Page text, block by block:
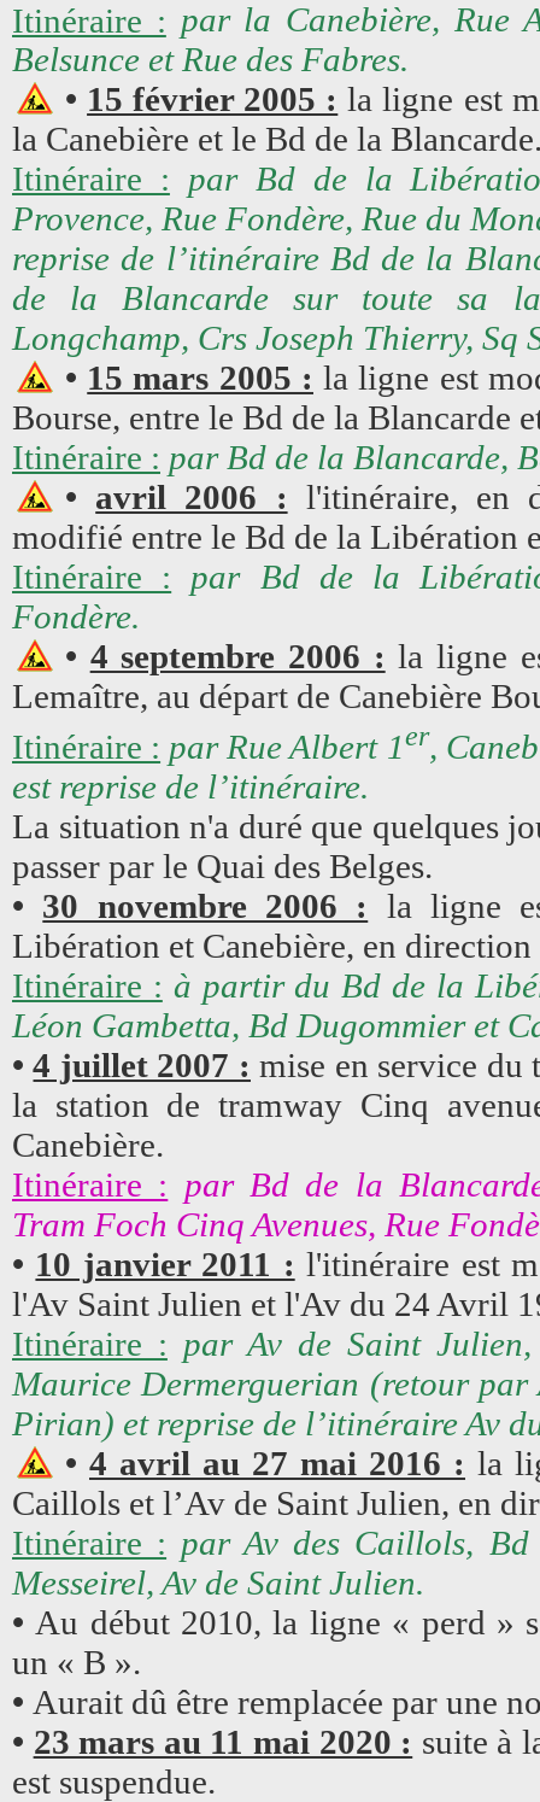
Itinéraire : par la Canebière, Rue
Belsunce et Rue des Fabres.
• 15 février 2005 : la ligne est
la Canebière et le Bd de la
Itinéraire : par Bd de la
Provence, Rue Fondère, Rue du
reprise de l’itinéraire Bd de la
de la Blancarde sur toute sa
Longchamp, Crs Joseph Thierry, Sq
• 15 mars 2005 : la ligne est
Bourse, entre le Bd de la Blancarde
Itinéraire : par Bd de la Blancarde,
• avril 2006 : l'itinéraire, en
modifié entre le Bd de la Libération
Itinéraire :
par Bd de la
Fondère.
• 4 septembre 2006 : la ligne
Lemaître, au départ de Canebière
Itinéraire : par Rue Albert 1er,
est reprise de l’itinéraire.
La situation n'a duré que quelques
passer par le Quai des Belges.
• 30 novembre 2006 :
la ligne
Libération et Canebière, en direction
Itinéraire : à partir du Bd de la
Léon Gambetta, Bd Dugommier et
•4 juillet 2007 : mise en service du
la station de tramway Cinq
Canebière.
Itinéraire : par Bd de la
Tram Foch Cinq Avenues, Rue
• 10 janvier 2011 : l'itinéraire est
l'Av Saint Julien et l'Av du 24 Avril
Itinéraire : par Av de Saint
Maurice Dermerguerian (retour par
Pirian) et reprise de l’itinéraire Av
• 4 avril au 27 mai 2016 : la
Caillols et l’Av de Saint Julien, en
Itinéraire : par Av des Caillols,
Messeirel, Av de Saint Julien.
• Au début 2010, la ligne « perd »
un « B ».
• Aurait dû être remplacée par une
• 23 mars au 11 mai 2020 : suite à
est suspendue.